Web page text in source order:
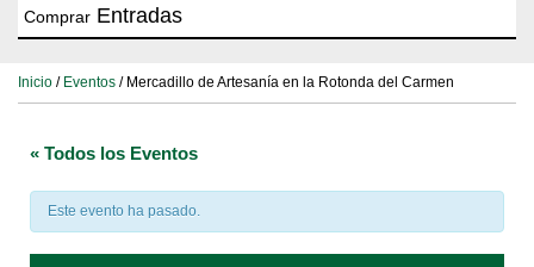
Comprar Entradas
Inicio / Eventos / Mercadillo de Artesanía en la Rotonda del Carmen
« Todos los Eventos
Este evento ha pasado.